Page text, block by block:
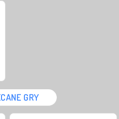
GRY